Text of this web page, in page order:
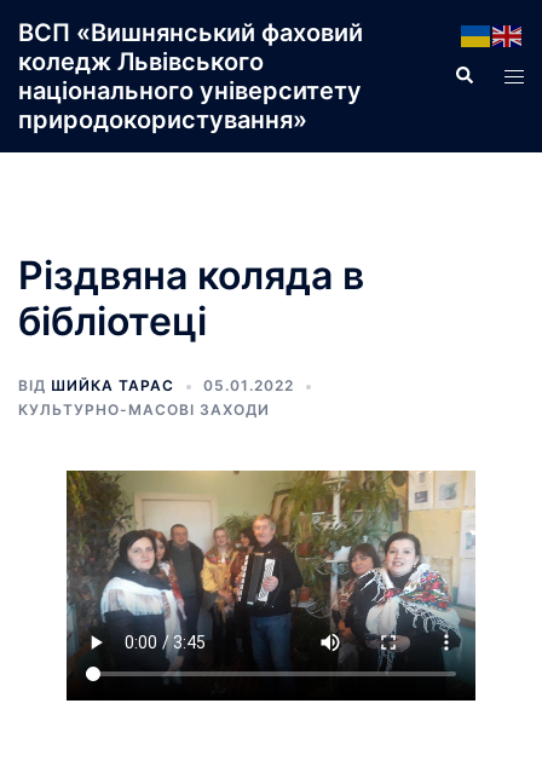
до
вмісту
ВСП «Вишнянський фаховий
коледж Львівського
національного університету
природокористування»
Пошук
Різдвяна коляда в
бібліотеці
ВІД ШИЙКА ТАРАС
05.01.2022
КУЛЬТУРНО-МАСОВІ ЗАХОДИ